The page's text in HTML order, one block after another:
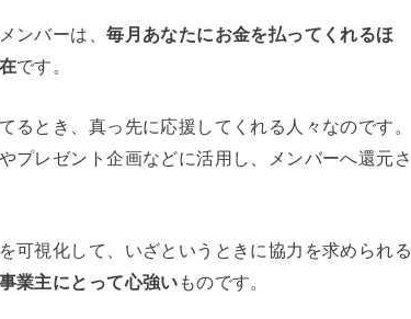
ンバーは、毎月あなたにお金を払ってくれるほ
です。
るとき、真っ先に応援してくれる人々なのです。
プレゼント企画などに活用し、メンバーへ還元さ
可視化して、いざというときに協力を求められる
業主にとって心強い ものです。